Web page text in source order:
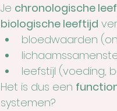
Je chronologische
biologische leeftijd
bloedwaarden
leefstijl (voeding,
Het is dus een
systemen?